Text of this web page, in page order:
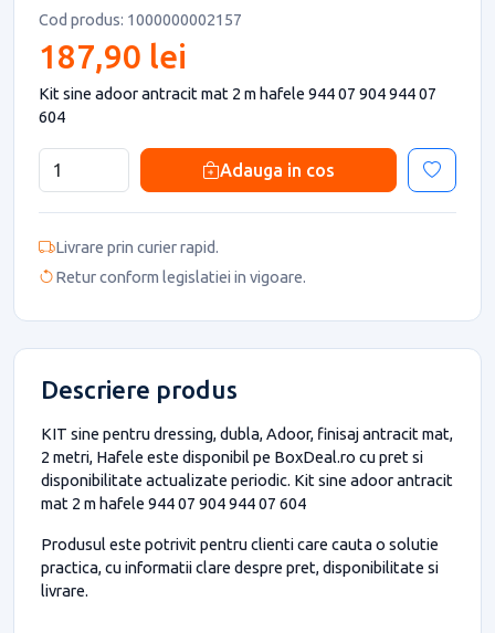
Cod produs: 1000000002157
187,90 lei
Kit sine adoor antracit mat 2 m hafele 944 07 904 944 07
604
Adauga in cos
Livrare prin curier rapid.
Retur conform legislatiei in vigoare.
Descriere produs
KIT sine pentru dressing, dubla, Adoor, finisaj antracit mat,
2 metri, Hafele este disponibil pe BoxDeal.ro cu pret si
disponibilitate actualizate periodic. Kit sine adoor antracit
mat 2 m hafele 944 07 904 944 07 604
Produsul este potrivit pentru clienti care cauta o solutie
practica, cu informatii clare despre pret, disponibilitate si
livrare.